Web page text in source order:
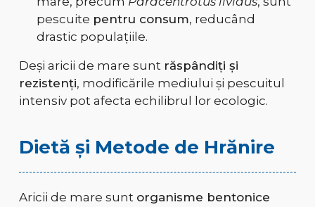
pescuite pentru consum, reducând
drastic populațiile.
Deși aricii de mare sunt răspândiți și
rezistenți, modificările mediului și pescuitul
intensiv pot afecta echilibrul lor ecologic.
Dietă și Metode de Hrănire
Aricii de mare sunt organisme bentonice